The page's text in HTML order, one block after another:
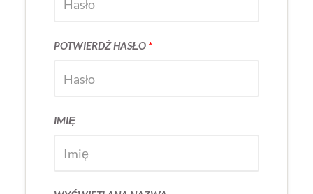
POTWIERDŹ HASŁO *
IMIĘ